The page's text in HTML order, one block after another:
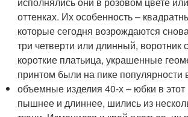
оттенках. Их особенность –
которые сегодня возрождаются
три четверти или длинный, воротник
короткие платьица, украшенные
принтом были на пике популярности
объемные изделия 40-х – юбки в этот
пышнее и длиннее, шились из